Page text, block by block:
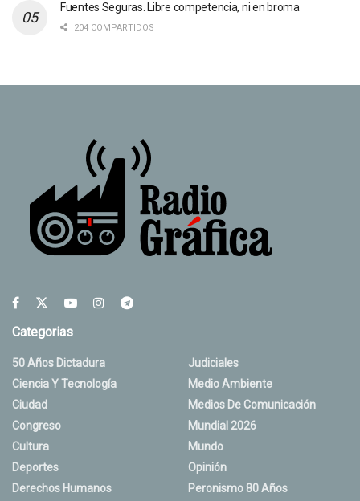
Fuentes Seguras. Libre competencia, ni en broma
204 COMPARTIDOS
Categorias
50 Años Dictadura
Ciencia Y Tecnología
Ciudad
Congreso
Cultura
Deportes
Derechos Humanos
Judiciales
Medio Ambiente
Medios De Comunicación
Mundial 2026
Mundo
Opinión
Peronismo 80 Años